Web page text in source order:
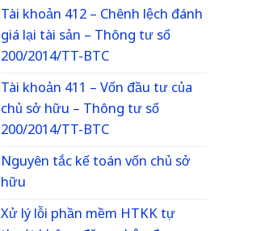
Tài khoản 412 – Chênh lệch đánh
giá lại tài sản – Thông tư số
200/2014/TT-BTC
Tài khoản 411 – Vốn đầu tư của
chủ sở hữu – Thông tư số
200/2014/TT-BTC
Nguyên tắc kế toán vốn chủ sở
hữu
Xử lý lỗi phần mềm HTKK tự